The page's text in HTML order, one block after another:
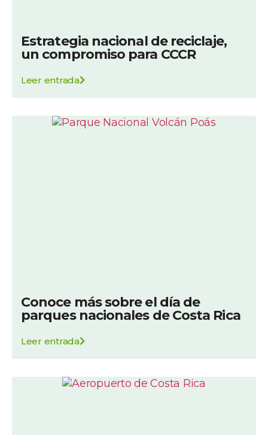
Estrategia nacional de reciclaje,
un compromiso para CCCR
Leer entrada
Conoce más sobre el día de
parques nacionales de Costa Rica
Leer entrada